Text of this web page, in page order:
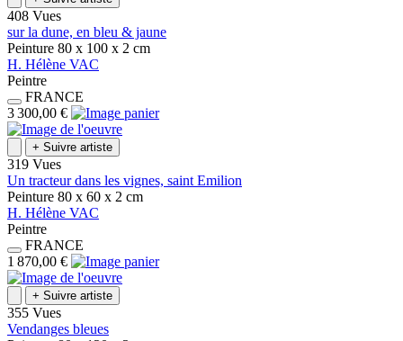
408 Vues
sur la dune, en bleu & jaune
Peinture 80 x 100 x 2 cm
H. Hélène VAC
Peintre
FRANCE
3 300,00 €
+ Suivre artiste
319 Vues
Un tracteur dans les vignes, saint Emilion
Peinture 80 x 60 x 2 cm
H. Hélène VAC
Peintre
FRANCE
1 870,00 €
+ Suivre artiste
355 Vues
Vendanges bleues